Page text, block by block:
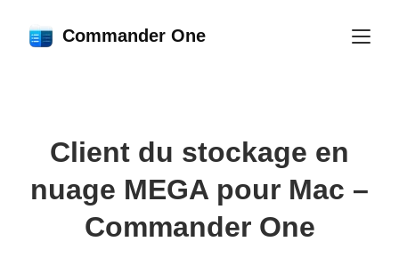
Commander One
Client du stockage en
nuage MEGA pour Mac –
Commander One